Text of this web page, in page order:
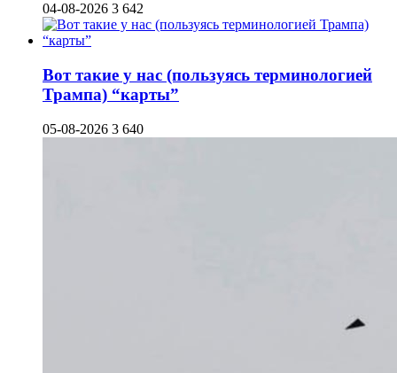
04-08-2026 3 642
Вот такие у нас (пользуясь терминологией
Трампа) “карты”
05-08-2026 3 640